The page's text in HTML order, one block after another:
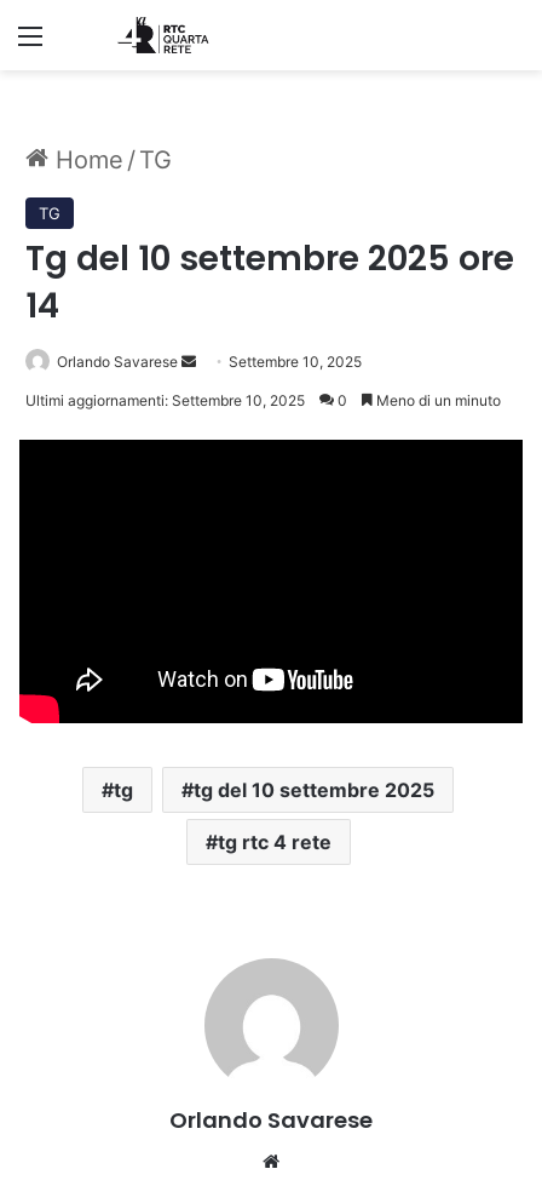
Menu
Home /TG
TG
Tg del 10 settembre 2025 ore
14
Orlando Savarese
Invia Settembre 10, 2025
Ultimi aggiornamenti: Settembre 10, 2025 0 Meno di un minuto
tg tg del 10 settembre 2025
tg rtc 4 rete
Orlando Savarese